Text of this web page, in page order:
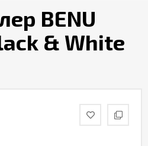
BENU
& White